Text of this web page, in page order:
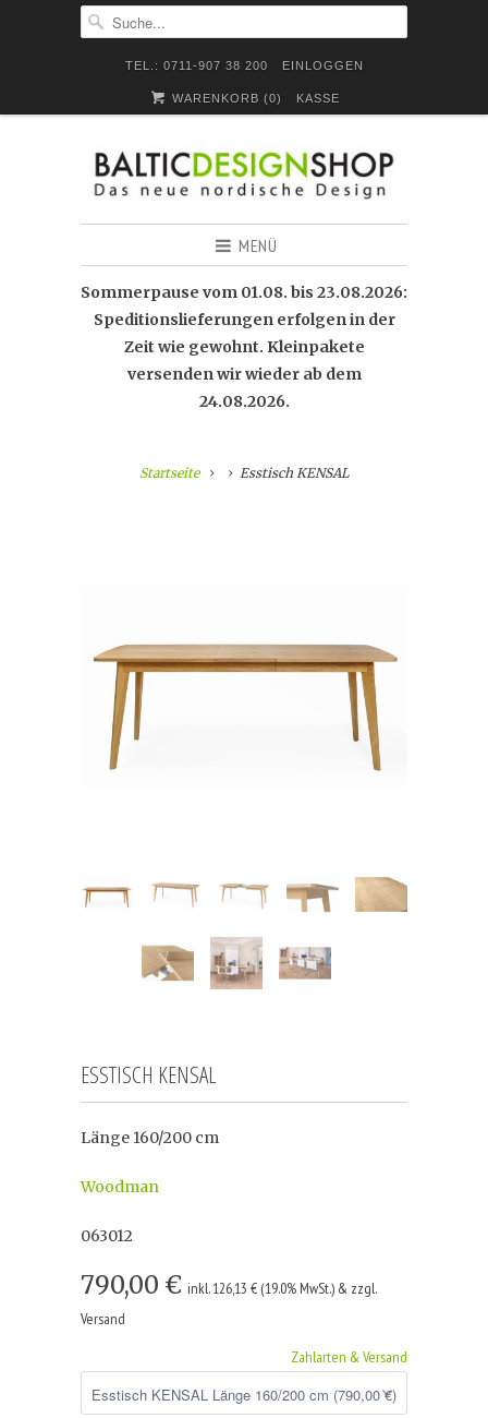
TEL.: 0711-907 38 200 EINLOGGEN
WARENKORB (0) KASSE
MENÜ
Sommerpause vom 01.08. bis 23.08.2026:
Speditionslieferungen erfolgen in der
Zeit wie gewohnt. Kleinpakete
versenden wir wieder ab dem
24.08.2026.
Startseite Esstisch KENSAL
ESSTISCH KENSAL
Länge 160/200 cm
Woodman
063012
790,00 € inkl. 126,13 € (19.0% MwSt.) & zzgl.
Versand
Zahlarten & Versand